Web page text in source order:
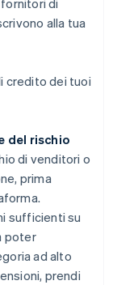
di
alla tua
credito dei tuoi
del rischio
di venditori o
prima
sufficienti su
poter
ad alto
prendi